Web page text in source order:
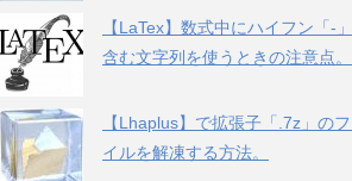
【LaTex】数式中にハイフン「-
含む文字列を使うときの注意点。
【Lhaplus】で拡張子「.7z」の
イルを解凍する方法。